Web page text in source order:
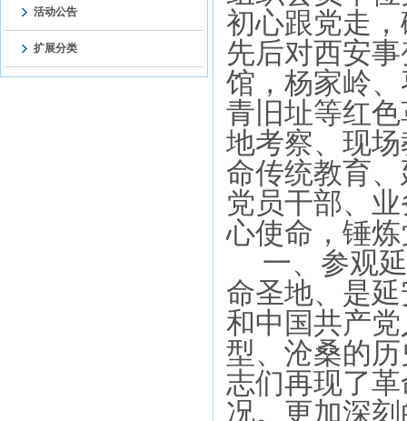
活动公告
扩展分类
初心跟党走
先后对西安
馆，杨家岭
青旧址等红
地考察、现
命传统教育
党员干部、
心使命，锤
一、参观延
命圣地、是
和中国共产
型、沧桑的
志们再现了
况。更加深